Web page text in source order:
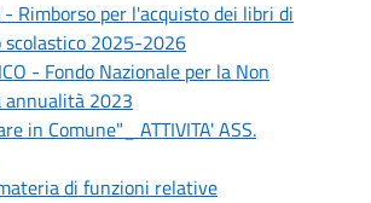
Rimborso per l'acquisto dei libri di
2025-2026
- Fondo Nazionale per la Non
2023
in Comune"_ ATTIVITA' ASS.
di funzioni relative